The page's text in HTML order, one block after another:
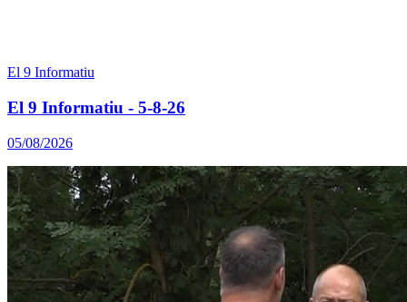
El 9 Informatiu
El 9 Informatiu - 5-8-26
05/08/2026